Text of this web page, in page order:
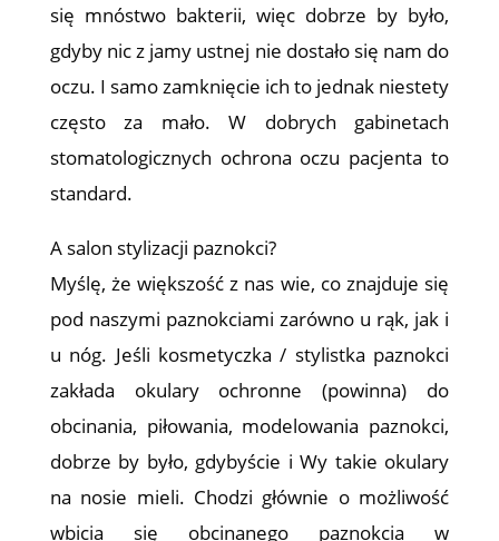
się mnóstwo bakterii, więc dobrze by było,
gdyby nic z jamy ustnej nie dostało się nam do
oczu. I samo zamknięcie ich to jednak niestety
często za mało. W dobrych gabinetach
stomatologicznych ochrona oczu pacjenta to
standard.
A salon stylizacji paznokci?
Myślę, że większość z nas wie, co znajduje się
pod naszymi paznokciami zarówno u rąk, jak i
u nóg. Jeśli kosmetyczka / stylistka paznokci
zakłada okulary ochronne (powinna) do
obcinania, piłowania, modelowania paznokci,
dobrze by było, gdybyście i Wy takie okulary
na nosie mieli. Chodzi głównie o możliwość
wbicia się obcinanego paznokcia w